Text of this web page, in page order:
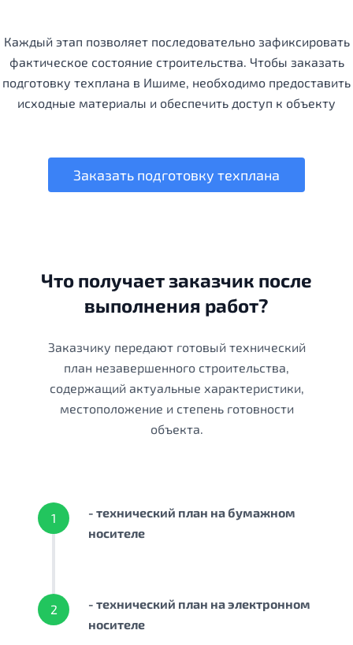
Каждый этап позволяет последовательно зафиксировать
фактическое состояние строительства. Чтобы заказать
подготовку техплана в Ишиме, необходимо предоставить
исходные материалы и обеспечить доступ к объекту
Заказать подготовку техплана
Что получает заказчик после
выполнения работ?
Заказчику передают готовый технический
план незавершенного строительства,
содержащий актуальные характеристики,
местоположение и степень готовности
объекта.
1
- технический план на бумажном
носителе
2
- технический план на электронном
носителе